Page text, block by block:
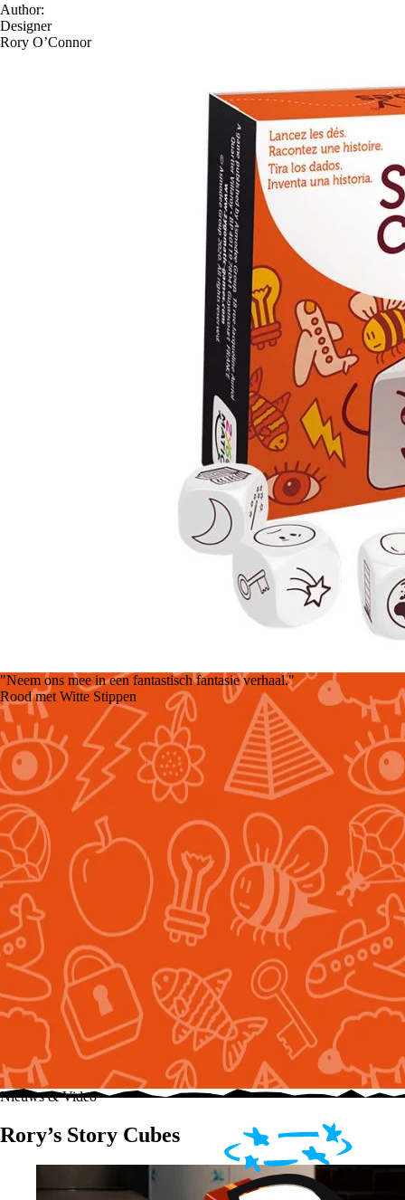
Author:
Designer
Rory O’Connor
"Neem ons mee in een fantastisch fantasie verhaal."
Rood met Witte Stippen
Nieuws & Video
Rory’s Story Cubes